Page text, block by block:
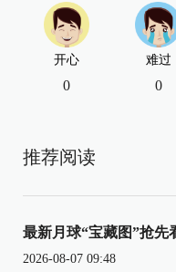
开心
0
难过
0
推荐阅读
最新月球“宝藏图”抢先
2026-08-07 09:48